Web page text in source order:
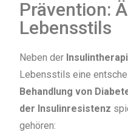
Prävention:
Lebensstils
Neben der
Lebensstils eine
Behandlung von
der Insulinresistenz
gehören: